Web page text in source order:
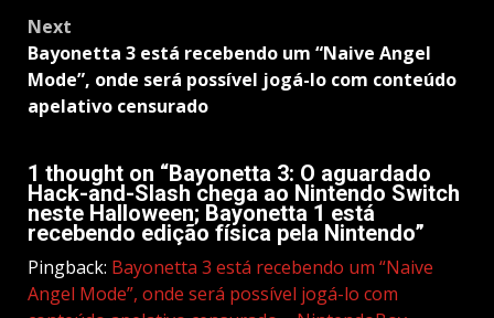
Next
Bayonetta 3 está recebendo um “Naive Angel
Mode”, onde será possível jogá-lo com conteúdo
apelativo censurado
1 thought on “Bayonetta 3: O aguardado
Hack-and-Slash chega ao Nintendo Switch
neste Halloween; Bayonetta 1 está
recebendo edição física pela Nintendo”
Pingback: Bayonetta 3 está recebendo um “Naive
Angel Mode”, onde será possível jogá-lo com